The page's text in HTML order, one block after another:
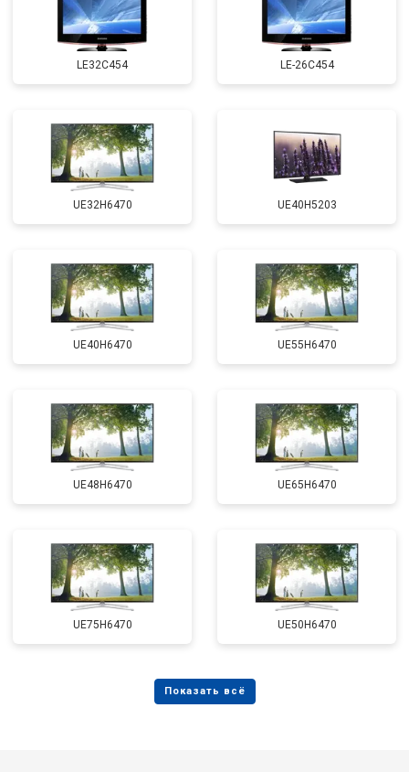
LE32C454 LE-26C454
UE32H6470 UE40H5203
UE40H6470 UE55H6470
UE48H6470 UE65H6470
UE75H6470 UE50H6470